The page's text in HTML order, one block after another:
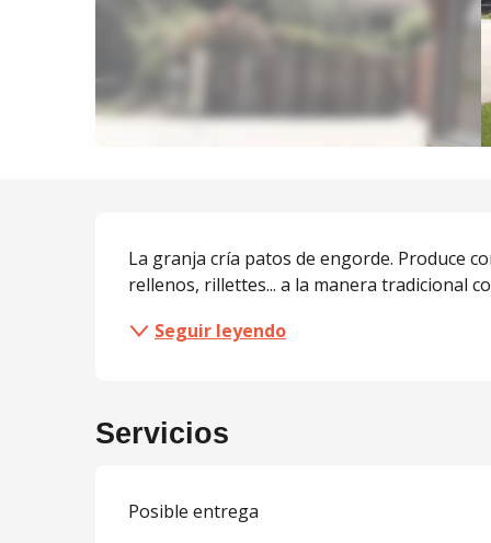
Descripción
La granja cría patos de engorde. Produce
rellenos, rillettes... a la manera tradicional
Seguir leyendo
Servicios
Posible entrega